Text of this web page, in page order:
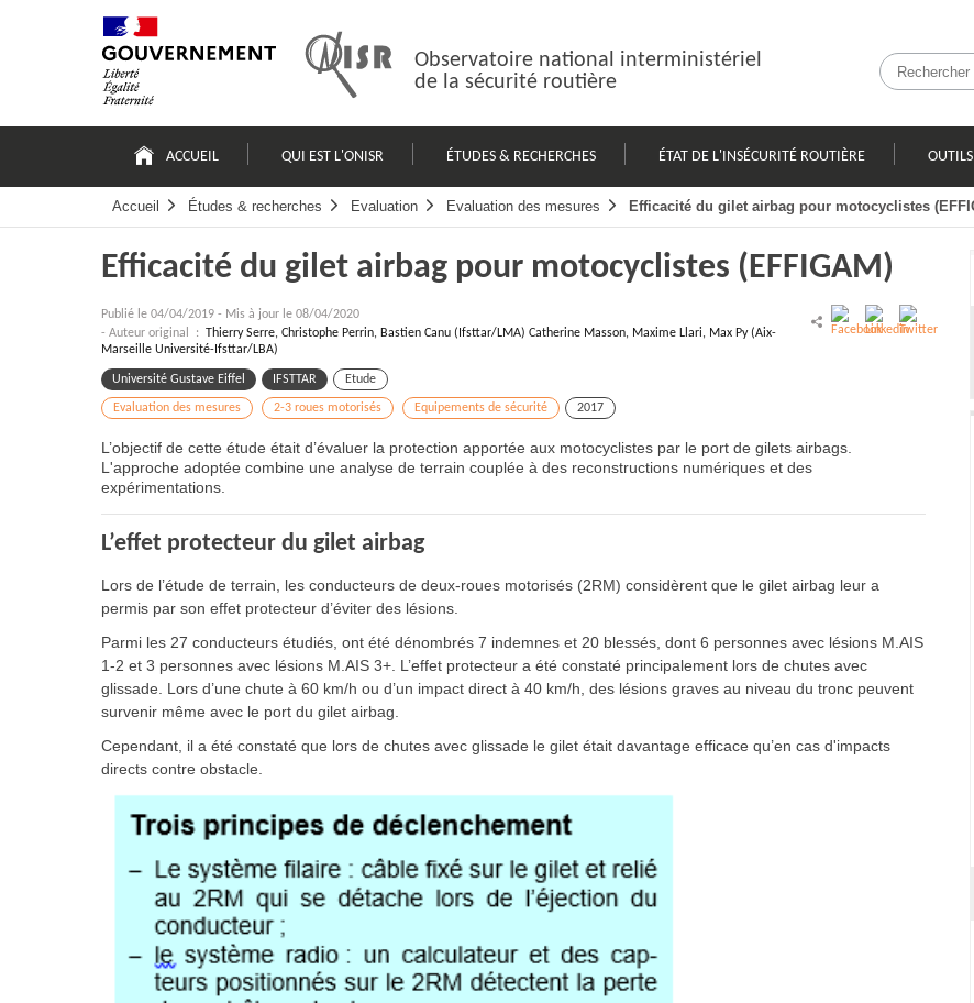
Observatoire national interministériel
de la sécurité routière
principale
ACCUEIL QUI EST L'ONISR ÉTUDES & RECHERCHES ÉTAT DE L'INSÉCURITÉ ROUTIÈRE
Accueil Études & recherches Evaluation Evaluation des mesures Efficacité du gilet airbag pour motocyclistes
Efficacité du gilet airbag pour motocyclistes (EFFIGAM)
Publié le 04/04/2019 - Mis à jour le 08/04/2020
- Auteur original : Thierry Serre, Christophe Perrin, Bastien Canu (Ifsttar/LMA) Catherine Masson, Maxime Llari, Max Py (Aix-
Marseille Université-Ifsttar/LBA)
Université Gustave Eiffel IFSTTAR Etude
Evaluation des mesures 2-3 roues motorisés Equipements de sécurité 2017
L’objectif de cette étude était d’évaluer la protection apportée aux motocyclistes par le port de gilets airbags.
L'approche adoptée combine une analyse de terrain couplée à des reconstructions numériques et des
expérimentations.
L’effet protecteur du gilet airbag
Lors de l’étude de terrain, les conducteurs de deux-roues motorisés (2RM) considèrent que le gilet airbag leur a
permis par son effet protecteur d’éviter des lésions.
Parmi les 27 conducteurs étudiés, ont été dénombrés 7 indemnes et 20 blessés, dont 6 personnes avec lésions M.AIS
1-2 et 3 personnes avec lésions M.AIS 3+. L’effet protecteur a été constaté principalement lors de chutes avec
glissade. Lors d’une chute à 60 km/h ou d’un impact direct à 40 km/h, des lésions graves au niveau du tronc peuvent
survenir même avec le port du gilet airbag.
Cependant, il a été constaté que lors de chutes avec glissade le gilet était davantage efficace qu’en cas d'impacts
directs contre obstacle.